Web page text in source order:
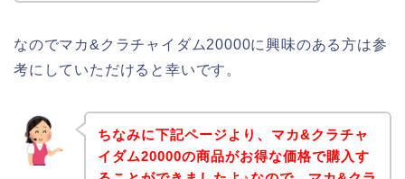
なのでマカ&クラチャイダム20000に興味のある方は参
考にしていただけると幸いです。
ちなみに下記ページより、マカ&クラチャ
イダム20000の商品がお得な価格で購入す